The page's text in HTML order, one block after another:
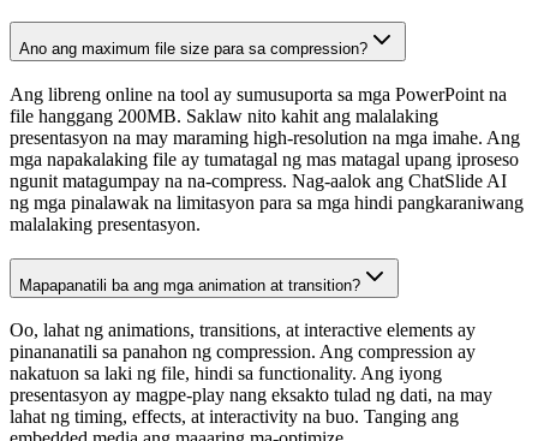
Ano ang maximum file size para sa compression?
Ang libreng online na tool ay sumusuporta sa mga PowerPoint na
file hanggang 200MB. Saklaw nito kahit ang malalaking
presentasyon na may maraming high-resolution na mga imahe. Ang
mga napakalaking file ay tumatagal ng mas matagal upang iproseso
ngunit matagumpay na na-compress. Nag-aalok ang ChatSlide AI
ng mga pinalawak na limitasyon para sa mga hindi pangkaraniwang
malalaking presentasyon.
Mapapanatili ba ang mga animation at transition?
Oo, lahat ng animations, transitions, at interactive elements ay
pinananatili sa panahon ng compression. Ang compression ay
nakatuon sa laki ng file, hindi sa functionality. Ang iyong
presentasyon ay magpe-play nang eksakto tulad ng dati, na may
lahat ng timing, effects, at interactivity na buo. Tanging ang